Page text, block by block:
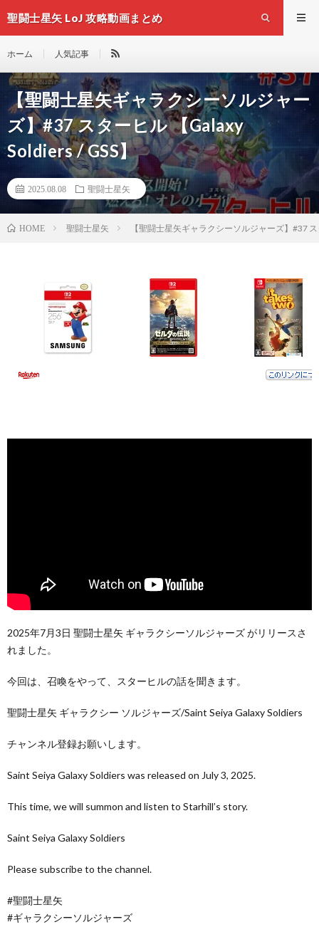
聖闘士星矢 LoJ 攻略動画まとめ
ホーム 人気記事
【聖闘士星矢ギャラクシーソルジャー
ズ】#37 スターヒル 【Galaxy
Soldiers / GSS】
2025.08.08 聖闘士星矢
HOME 聖闘士星矢 【聖闘士星矢ギャラクシーソルジャーズ】#37
2025年7月3日 聖闘士星矢 ギャラクシーソルジャーズ がリリースさ
れました。
今回は、召喚をやって、スターヒルの話を聞きます。
聖闘士星矢 ギャラクシー ソルジャーズ/Saint Seiya Galaxy Soldiers
チャンネル登録お願いします。
Saint Seiya Galaxy Soldiers was released on July 3, 2025.
This time, we will summon and listen to Starhill’s story.
Saint Seiya Galaxy Soldiers
Please subscribe to the channel.
#聖闘士星矢
#ギャラクシーソルジャーズ